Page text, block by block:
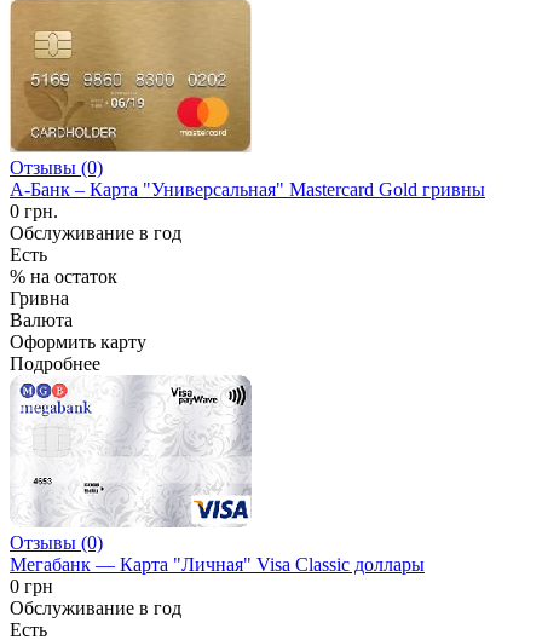
Отзывы (0)
А-Банк – Карта "Универсальная" Mastercard Gold гривны
0 грн.
Обслуживание в год
Есть
% на остаток
Гривна
Валюта
Оформить карту
Подробнее
Отзывы (0)
Мегабанк — Карта "Личная" Visa Classic доллары
0 грн
Обслуживание в год
Есть